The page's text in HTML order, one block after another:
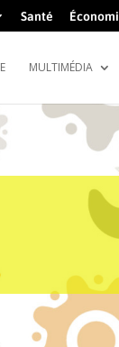
Santé
MULTIMÉDIA